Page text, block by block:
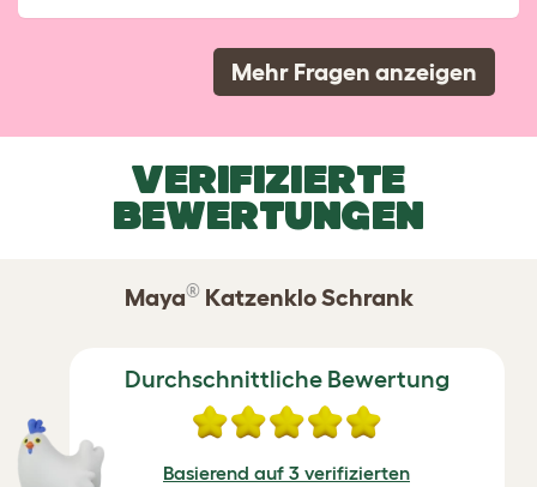
Mehr Fragen anzeigen
VERIFIZIERTE
BEWERTUNGEN
Maya® Katzenklo Schrank
Durchschnittliche Bewertung
Basierend auf 3 verifizierten